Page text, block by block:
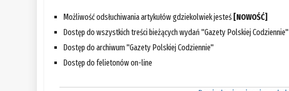
Możliwość odsłuchiwania artykułów gdziekolwiek jesteś [NOWOŚĆ]
Dostęp do wszystkich treści bieżących wydań "Gazety Polskiej Codziennie"
Dostęp do archiwum "Gazety Polskiej Codziennie"
Dostęp do felietonów on-line